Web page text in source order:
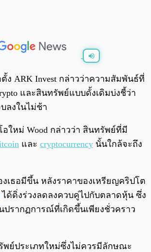
/ 0:00
ตั้ง ARK Invest กล่าวว่าความสัมพันธ์ที่
และสินทรัพย์แบบดั้งเดิมบ่งชี้ว่า
ลงในไม่ช้า
อใหม่ Wood กล่าวว่า สินทรัพย์ที่มี
และ cryptocurrency นั้นใกล้จะถึง
เธอมีขึ้น หลังราคาของเหรียญคริปโต
ได้ดิ่งร่วงลดลงควบคู่ไปกับตลาดหุ้น ซึ่ง
นปรากฏการณ์ที่เกิดขึ้นเพียงชั่วคราว
พย์ประเภทใหม่ซึ่งไม่ควรมีลักษณะ